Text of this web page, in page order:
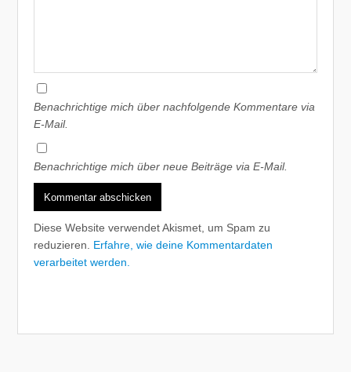
Benachrichtige mich über nachfolgende Kommentare via
E-Mail.
Benachrichtige mich über neue Beiträge via E-Mail.
Diese Website verwendet Akismet, um Spam zu
reduzieren. Erfahre, wie deine Kommentardaten
verarbeitet werden.